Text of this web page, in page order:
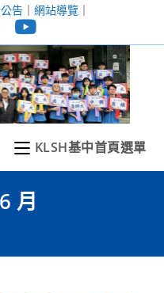
告｜ 網站導覽｜
KLSH基中首頁選單
月